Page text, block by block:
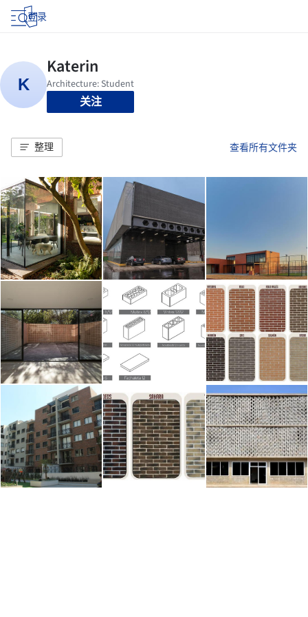
登录
关注
整理 查看所有文件夹